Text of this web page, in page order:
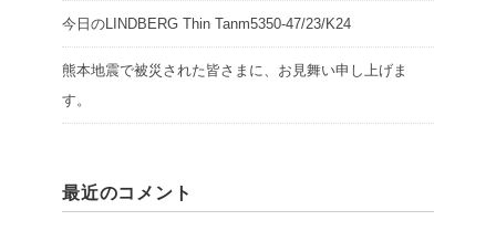
今日のLINDBERG Thin Tanm5350-47/23/K24
熊本地震で被災された皆さまに、お見舞い申し上げま
す。
最近のコメント